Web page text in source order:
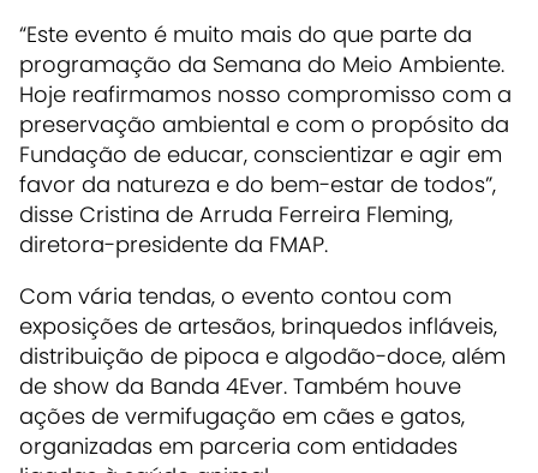
“Este evento é muito mais do que parte da
programação da Semana do Meio Ambiente.
Hoje reafirmamos nosso compromisso com a
preservação ambiental e com o propósito da
Fundação de educar, conscientizar e agir em
favor da natureza e do bem-estar de todos”,
disse Cristina de Arruda Ferreira Fleming,
diretora-presidente da FMAP.
Com vária tendas, o evento contou com
exposições de artesãos, brinquedos infláveis,
distribuição de pipoca e algodão-doce, além
de show da Banda 4Ever. Também houve
ações de vermifugação em cães e gatos,
organizadas em parceria com entidades